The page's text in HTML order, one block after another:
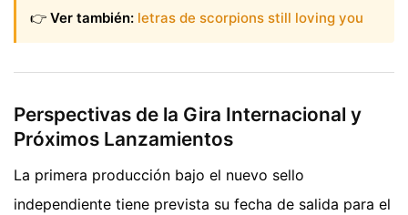
👉 Ver también: letras de scorpions still loving you
Perspectivas de la Gira Internacional y
Próximos Lanzamientos
La primera producción bajo el nuevo sello
independiente tiene prevista su fecha de salida para el